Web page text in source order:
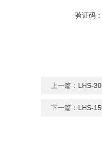
验证码：
上一篇： LHS-
下一篇： LHS-